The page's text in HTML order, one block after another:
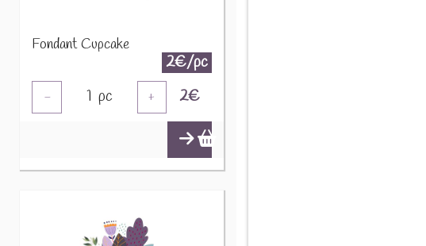
Fondant Cupcake
2€/pc
- 1 pc + 2€